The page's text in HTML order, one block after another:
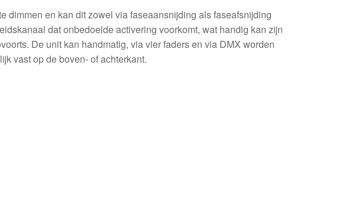
dimmen en kan dit zowel via faseaansnijding als faseafsnijding
dat onbedoelde activering voorkomt, wat handig kan zijn
De unit kan handmatig, via vier faders en via DMX worden
vast op de boven- of achterkant.